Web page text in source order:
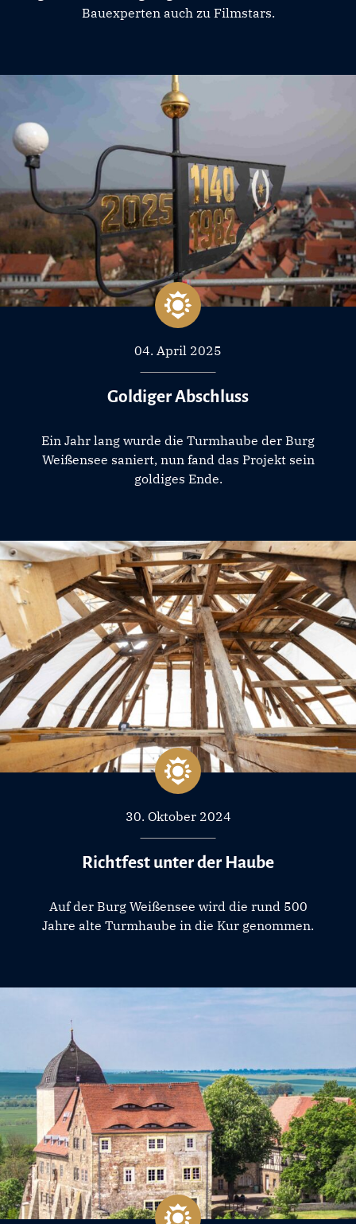
Bauexperten auch zu Filmstars.
04. April 2025
Goldiger Abschluss
Ein Jahr lang wurde die Turmhaube der Burg
Weißensee saniert, nun fand das Projekt sein
goldiges Ende.
30. Oktober 2024
Richtfest unter der Haube
Auf der Burg Weißensee wird die rund 500
Jahre alte Turmhaube in die Kur genommen.